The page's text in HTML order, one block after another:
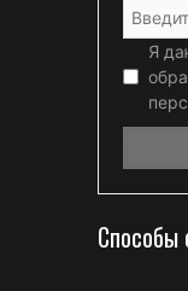
Я
Способы